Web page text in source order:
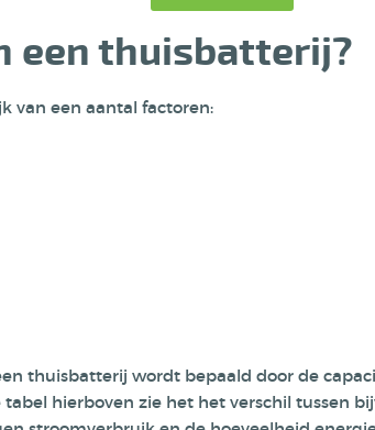
een thuisbatterij?
van een aantal factoren:
thuisbatterij wordt bepaald door de
hierboven zie het het verschil tussen